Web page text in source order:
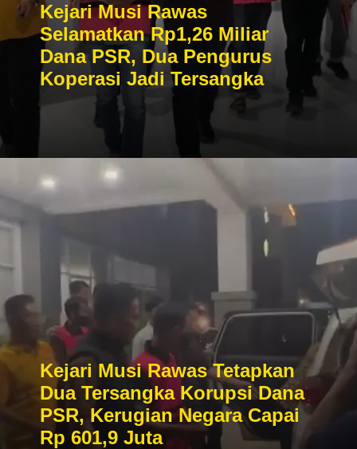
Kejari Musi Rawas
Selamatkan Rp1,26 Miliar
Dana PSR, Dua Pengurus
Koperasi Jadi Tersangka
Kejari Musi Rawas Tetapkan
Dua Tersangka Korupsi Dana
PSR, Kerugian Negara Capai
Rp 601,9 Juta